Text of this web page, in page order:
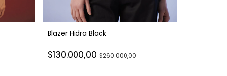
Blazer Hidra Black
$130.000,00$260.000,00